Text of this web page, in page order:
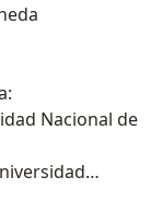
Nacional de